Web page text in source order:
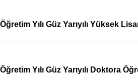
Yılı Güz Yarıyılı Yüksek
Yılı Güz Yarıyılı Doktora